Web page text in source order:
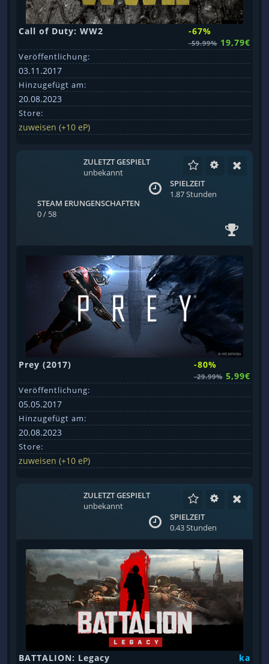
Call of Duty: WW2 -67%
-59.99% 19,79€
Veröffentlichung:
03.11.2017
Hinzugefügt am:
20.08.2023
Store:
zuweisen (+10 eP)
ZULETZT GESPIELT
unbekannt
SPIELZEIT
1.87 Stunden
STEAM ERUNGENSCHAFTEN
0 / 58
Prey (2017) -80%
-29.99% 5,99€
Veröffentlichung:
05.05.2017
Hinzugefügt am:
20.08.2023
Store:
zuweisen (+10 eP)
ZULETZT GESPIELT
unbekannt
SPIELZEIT
0.43 Stunden
BATTALION: Legacy ka